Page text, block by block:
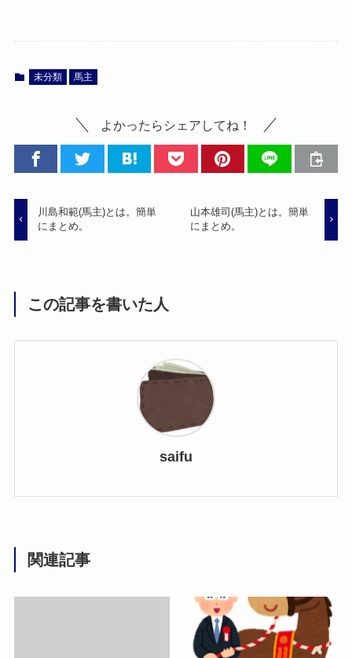
未分類 馬主
よかったらシェアしてね！
川島和範(馬主)とは。簡単
にまとめ。
山本雄司(馬主)とは。簡単
にまとめ。
この記事を書いた人
saifu
関連記事